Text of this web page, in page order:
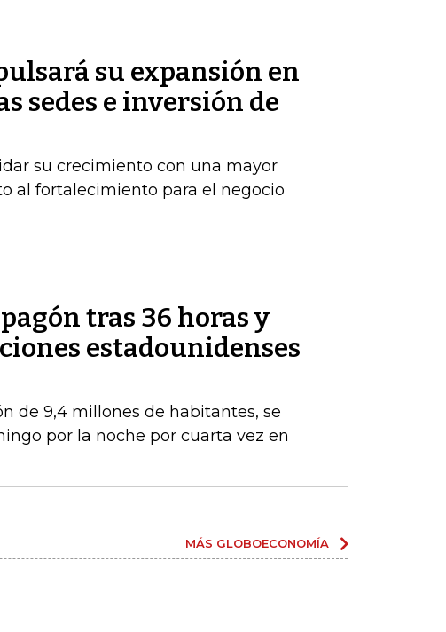
su expansión en
sedes e inversión de
su crecimiento con una mayor
al fortalecimiento para el negocio
tras 36 horas y
estadounidenses
de 9,4 millones de habitantes, se
por la noche por cuarta vez en
MÁS GLOBOECONOMÍA